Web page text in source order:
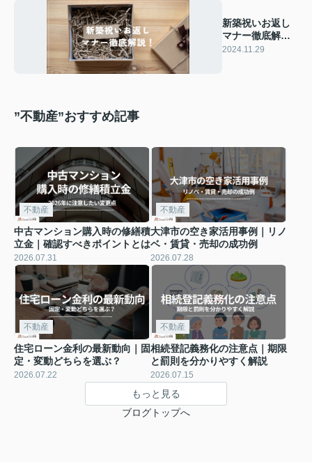
新築祝いお返し
マナー徹底解
説！夫婦での準
2024.11.29
”不動産”おすすめ記事
不動産
中古マンション購入時の修繕積
立金｜確認すべきポイントとは
2026.07.31
不動産
大津市の空き家活用事例｜リノ
ベ・賃貸・売却の成功例
2026.07.28
不動産
住宅ローン金利の最新動向｜固
定・変動どちらを選ぶ？
2026.07.22
不動産
相続登記義務化の注意点｜期限
と罰則を分かりやすく解説
2026.07.15
もっと見る
ブログトップへ